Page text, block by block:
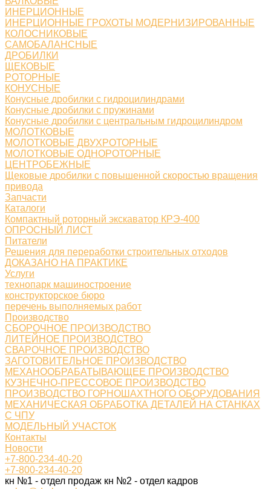
ИНЕРЦИОННЫЕ
ИНЕРЦИОННЫЕ ГРОХОТЫ МОДЕРНИЗИРОВАННЫЕ
КОЛОСНИКОВЫЕ
САМОБАЛАНСНЫЕ
ДРОБИЛКИ
ЩЕКОВЫЕ
РОТОРНЫЕ
КОНУСНЫЕ
Конусные дробилки с гидроцилиндрами
Конусные дробилки с пружинами
Конусные дробилки с центральным гидроцилиндром
МОЛОТКОВЫЕ
МОЛОТКОВЫЕ ДВУХРОТОРНЫЕ
МОЛОТКОВЫЕ ОДНОРОТОРНЫЕ
ЦЕНТРОБЕЖНЫЕ
Щековые дробилки с повышенной скоростью вращения
привода
Запчасти
Каталоги
Компактный роторный экскаватор КРЭ-400
ОПРОСНЫЙ ЛИСТ
Питатели
Решения для переработки строительных отходов
ДОКАЗАНО НА ПРАКТИКЕ
Услуги
технопарк машиностроение
конструкторское бюро
перечень выполняемых работ
Производство
СБОРОЧНОЕ ПРОИЗВОДСТВО
ЛИТЕЙНОЕ ПРОИЗВОДСТВО
СВАРОЧНОЕ ПРОИЗВОДСТВО
ЗАГОТОВИТЕЛЬНОЕ ПРОИЗВОДСТВО
МЕХАНООБРАБАТЫВАЮЩЕЕ ПРОИЗВОДСТВО
КУЗНЕЧНО-ПРЕССОВОЕ ПРОИЗВОДСТВО
ПРОИЗВОДСТВО ГОРНОШАХТНОГО ОБОРУДОВАНИЯ
МЕХАНИЧЕСКАЯ ОБРАБОТКА ДЕТАЛЕЙ НА СТАНКАХ
С ЧПУ
МОДЕЛЬНЫЙ УЧАСТОК
Контакты
Новости
+7-800-234-40-20
+7-800-234-40-20
кн №1 - отдел продаж кн №2 - отдел кадров